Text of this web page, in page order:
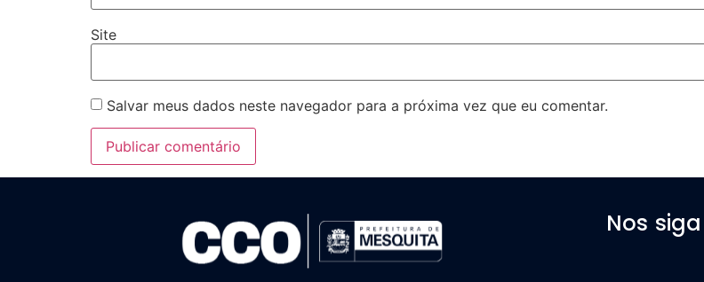
Site
Salvar meus dados neste navegador para a próxima vez que eu comentar.
Nos